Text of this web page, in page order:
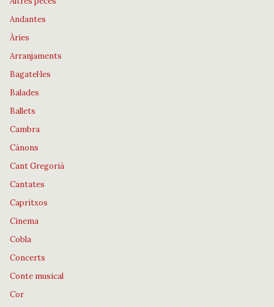
Andantes
Àries
Arranjaments
Bagatel·les
Balades
Ballets
Cambra
Cànons
Cant Gregorià
Cantates
Capritxos
Cinema
Cobla
Concerts
Conte musical
Cor